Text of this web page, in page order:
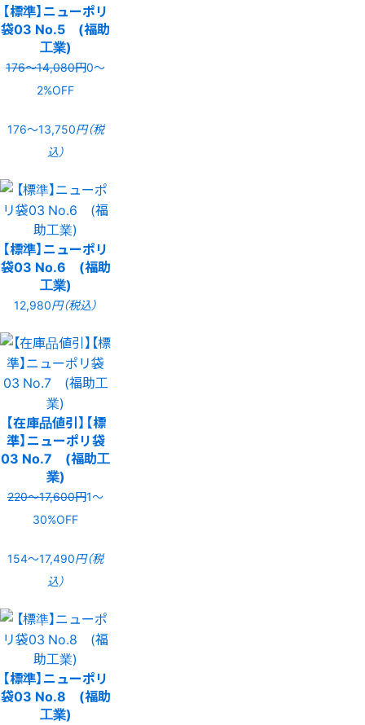
【標準】ニューポリ
袋03 No.5 (福助
工業)
176〜14,080円0〜
2%OFF
176〜13,750円（税
込）
【標準】ニューポリ
袋03 No.6 (福助
工業)
12,980円（税込）
【在庫品値引】【標
準】ニューポリ袋
03 No.7 (福助工
業)
220〜17,600円1〜
30%OFF
154〜17,490円（税
込）
【標準】ニューポリ
袋03 No.8 (福助
工業)